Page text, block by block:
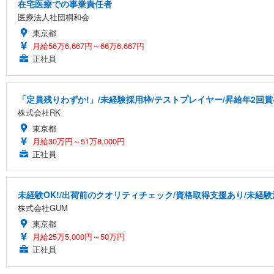
在宅医療での事業責任者
医療法人社団桐和会
東京都
月給56万6,667円～66万6,667円
正社員
「定員残りわずか!」/未経験採用枠/テストプレイヤー/昇給年2回
株式会社RK
東京都
月給30万円～51万8,000円
正社員
未経験OK!/出荷前のクオリティチェック/資格取得支援あり/未経
株式会社GUM
東京都
月給25万5,000円～50万円
正社員